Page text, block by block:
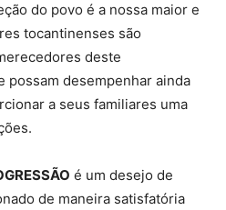
do povo é a nossa maior e
tocantinenses são
deste
possam desempenhar ainda
a seus familiares uma
é um desejo de
de maneira satisfatória